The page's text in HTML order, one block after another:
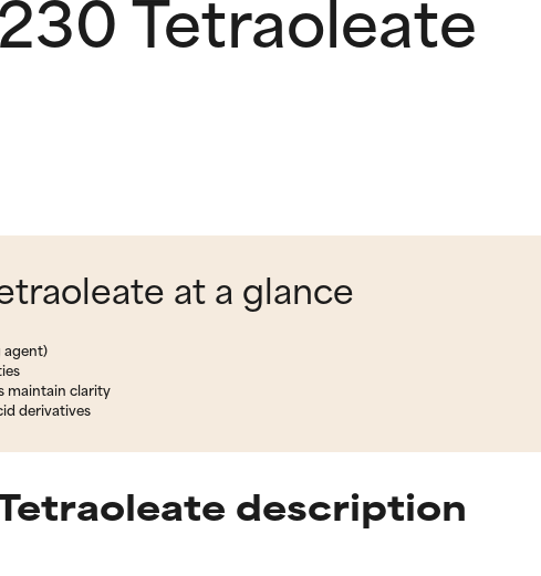
at a glance
agent)
maintain clarity
derivatives
description